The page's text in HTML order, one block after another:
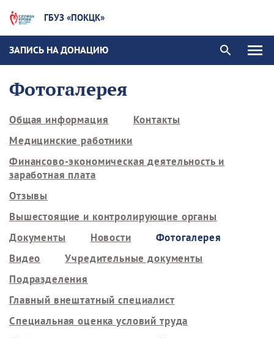
ГБУЗ «ПОКЦК»
ЗАПИСЬ НА ДОНАЦИЮ
Фотогалерея
Общая информация
Контакты
Медицинские работники
Финансово-экономическая деятельность и
заработная плата
Отзывы
Вышестоящие и контролирующие органы
Документы
Новости
Фотогалерея
Видео
Учредительные документы
Подразделения
Главный внештатный специалист
Специальная оценка условий труда